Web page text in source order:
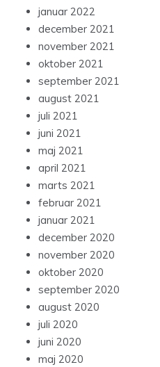
januar 2022
december 2021
november 2021
oktober 2021
september 2021
august 2021
juli 2021
juni 2021
maj 2021
april 2021
marts 2021
februar 2021
januar 2021
december 2020
november 2020
oktober 2020
september 2020
august 2020
juli 2020
juni 2020
maj 2020